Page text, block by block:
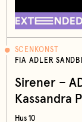
SCENKONST
FIA ADLER
Sirener –
Kassandra
Hus 10